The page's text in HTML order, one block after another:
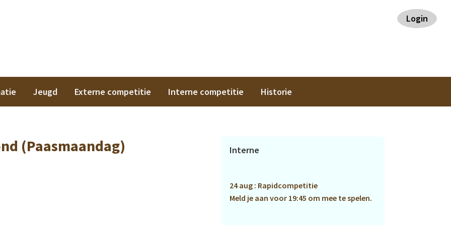
Login
Jeugd Externe competitie Interne competitie Historie
(Paasmaandag)
Primaire
Interne
24 aug : Rapidcompetitie
Meld je aan voor 19:45 om mee te spelen.